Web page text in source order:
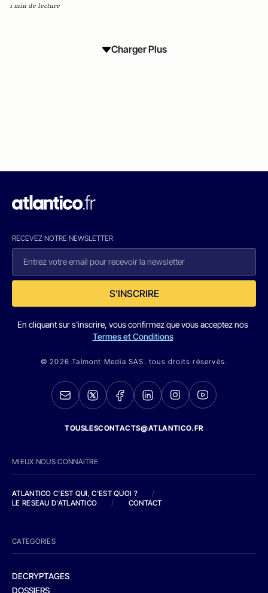
1 min de lecture
Charger Plus
RECEVEZ NOTRE NEWSLETTER
S'INSCRIRE
En cliquant sur s'inscrire, vous confirmez que vous acceptez nos
Termes et Conditions
© 2026 Talmont Media SAS. tous droits réservés.
TOUSLESCONTACTS@ATLANTICO.FR
MIEUX NOUS CONNAITRE
ATLANTICO C'EST QUI, C'EST QUOI ?
/
LE RESEAU D'ATLANTICO
/ CONTACT
CATEGORIES
DECRYPTAGES
DOSSIERS